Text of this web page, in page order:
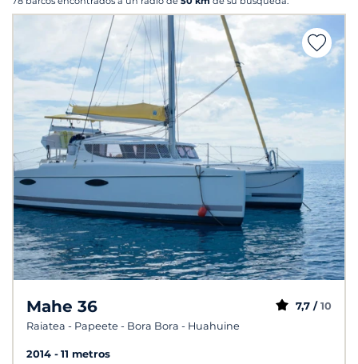
Mahe 36
Raiatea - Papeete - Bora Bora - Huahuine
7,7 / 10
2014
11 metros